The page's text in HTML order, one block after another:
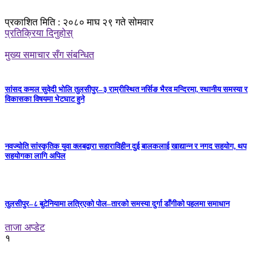
प्रकाशित मिति : २०८० माघ २९ गते सोमवार
प्रतिक्रिया दिनुहोस्
मुख्य समाचार सँग संबन्धित
सांसद कमल सुवेदी भोलि तुलसीपुर–३ राम्रीस्थित नर्सिङ भैरव मन्दिरमा, स्थानीय समस्या र
विकासका विषयमा भेटघाट हुने
नवज्योति सांस्कृतिक युवा क्लबद्वारा सहाराविहीन दुई बालकलाई खाद्यान्न र नगद सहयोग, थप
सहयोगका लागि अपिल
तुलसीपुर–८ बुटेनियामा लत्रिएको पोल–तारको समस्या दुर्गा डाँगीको पहलमा समाधान
ताजा अप्डेट
१